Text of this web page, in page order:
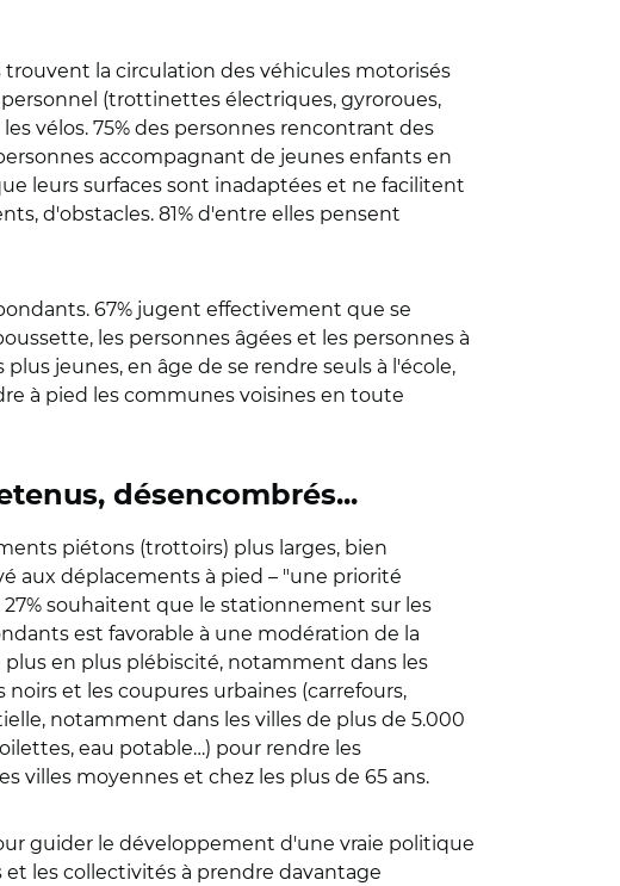
la circulation des véhicules motorisés
(trottinettes électriques, gyroroues,
vélos. 75% des personnes rencontrant des
accompagnant de jeunes enfants en
leurs surfaces sont inadaptées et ne facilitent
d'obstacles. 81% d'entre elles pensent
67% jugent effectivement que se
les personnes âgées et les personnes à
jeunes, en âge de se rendre seuls à l'école,
à pied les communes voisines en toute
désencombrés...
piétons (trottoirs) plus larges, bien
aux déplacements à pied – "une priorité
souhaitent que le stationnement sur les
est favorable à une modération de la
en plus plébiscité, notamment dans les
et les coupures urbaines (carrefours,
notamment dans les villes de plus de 5.000
eau potable…) pour rendre les
villes moyennes et chez les plus de 65 ans.
guider le développement d'une vraie politique
les collectivités à prendre davantage